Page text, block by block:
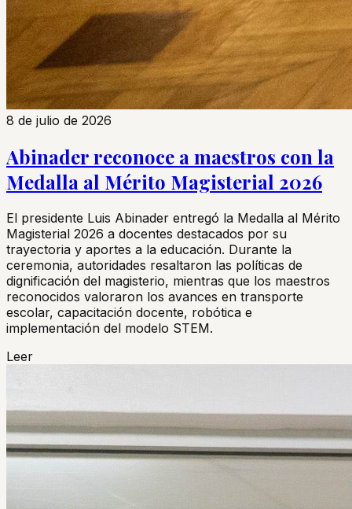
8 de julio de 2026
Abinader reconoce a maestros con la
Medalla al Mérito Magisterial 2026
El presidente Luis Abinader entregó la Medalla al Mérito
Magisterial 2026 a docentes destacados por su
trayectoria y aportes a la educación. Durante la
ceremonia, autoridades resaltaron las políticas de
dignificación del magisterio, mientras que los maestros
reconocidos valoraron los avances en transporte
escolar, capacitación docente, robótica e
implementación del modelo STEM.
Leer